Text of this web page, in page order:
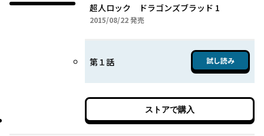
超人ロック ドラゴンズブラッド 1
2015/08/222015年08月22日
発売
第１話 試し読み
ストアで購入